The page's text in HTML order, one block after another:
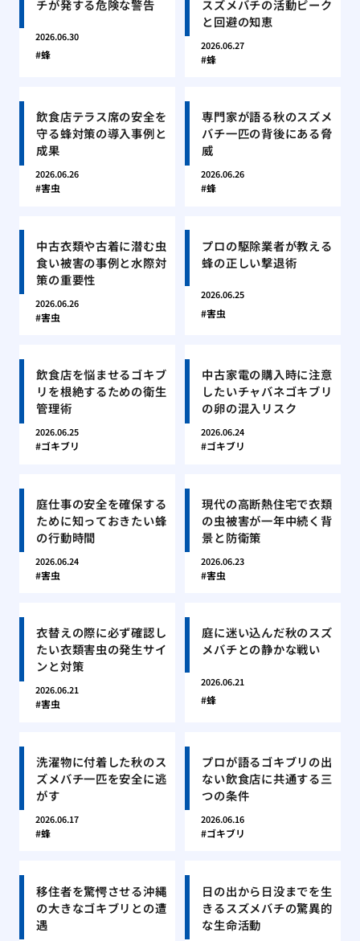
チが発する危険な警告
2026.06.30
蜂
スズメバチの活動ピーク
と回避の知恵
2026.06.27
蜂
飲食店テラス席の安全を
守る蜂対策の導入事例と
成果
2026.06.26
害虫
専門家が語る秋のスズメ
バチ一匹の背後にある脅
威
2026.06.26
蜂
中古衣類や古着に潜む虫
食い被害の事例と水際対
策の重要性
2026.06.26
害虫
プロの駆除業者が教える
蜂の正しい撃退術
2026.06.25
害虫
飲食店を悩ませるゴキブ
リを根絶するための衛生
管理術
2026.06.25
ゴキブリ
中古家電の購入時に注意
したいチャバネゴキブリ
の卵の混入リスク
2026.06.24
ゴキブリ
庭仕事の安全を確保する
ために知っておきたい蜂
の行動時間
2026.06.24
害虫
現代の高断熱住宅で衣類
の虫被害が一年中続く背
景と防衛策
2026.06.23
害虫
衣替えの際に必ず確認し
たい衣類害虫の発生サイ
ンと対策
2026.06.21
害虫
庭に迷い込んだ秋のスズ
メバチとの静かな戦い
2026.06.21
蜂
洗濯物に付着した秋のス
ズメバチ一匹を安全に逃
がす
2026.06.17
蜂
プロが語るゴキブリの出
ない飲食店に共通する三
つの条件
2026.06.16
ゴキブリ
移住者を驚愕させる沖縄
の大きなゴキブリとの遭
遇
日の出から日没までを生
きるスズメバチの驚異的
な生命活動